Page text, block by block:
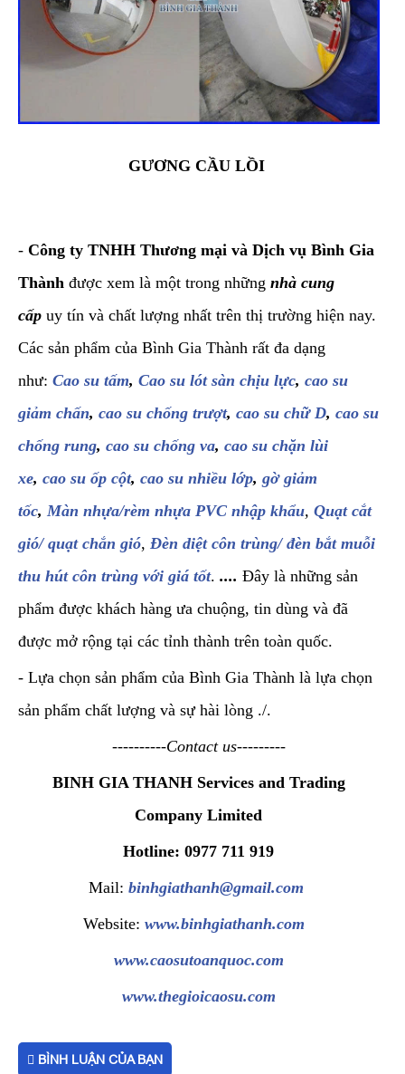
GƯƠNG CẦU LỒI
- Công ty TNHH Thương mại và Dịch vụ Bình Gia
Thành được xem là một trong những nhà cung
cấp uy tín và chất lượng nhất trên thị trường hiện nay.
Các sản phẩm của Bình Gia Thành rất đa dạng
như: Cao su tấm, Cao su lót sàn chịu lực, cao su
giảm chấn, cao su chống trượt, cao su chữ D, cao su
chống rung, cao su chống va, cao su chặn lùi
xe, cao su ốp cột, cao su nhiều lớp, gờ giảm
tốc, Màn nhựa/rèm nhựa PVC nhập khẩu, Quạt cắt
gió/ quạt chắn gió, Đèn diệt côn trùng/ đèn bắt muỗi
thu hút côn trùng với giá tốt. .... Đây là những sản
phẩm được khách hàng ưa chuộng, tin dùng và đã
được mở rộng tại các tỉnh thành trên toàn quốc.
- Lựa chọn sản phẩm của Bình Gia Thành là lựa chọn
sản phẩm chất lượng và sự hài lòng ./.
----------Contact us---------
BINH GIA THANH Services and Trading
Company Limited
Hotline: 0977 711 919
Mail:binhgiathanh@gmail.com
Website:www.binhgiathanh.com
www.caosutoanquoc.com
www.thegioicaosu.com
BÌNH LUẬN CỦA BẠN